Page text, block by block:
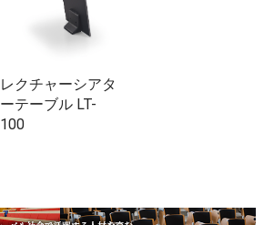
レクチャーシアタ
ーテーブル LT-
100